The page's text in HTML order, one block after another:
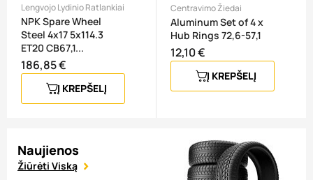
Lengvojo Lydinio Ratlankiai
NPK Spare Wheel
Steel 4x17 5x114.3
ET20 CB67,1...
Kaina
186,85 €
Į KREPŠELĮ
Centravimo Žiedai
Aluminum Set of 4 x
Hub Rings 72,6-57,1
Kaina
12,10 €
Į KREPŠELĮ
Naujienos
Žiūrėti Viską